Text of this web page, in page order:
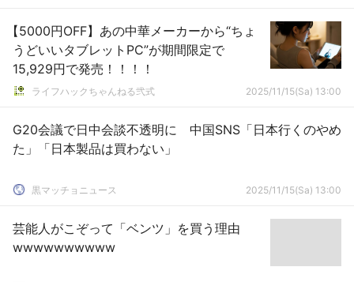
【5000円OFF】あの中華メーカーから“ちょ
うどいいタブレットPC”が期間限定で
15,929円で発売！！！！
ライフハックちゃんねる弐式 2025/11/15(Sa) 13:00
G20会議で日中会談不透明に 中国SNS「日本行くのやめ
た」「日本製品は買わない」
黒マッチョニュース 2025/11/15(Sa) 13:00
芸能人がこぞって「ベンツ」を買う理由
wwwwwwwwww